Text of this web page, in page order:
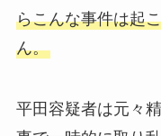
らこんな事件は起
ん。
平田容疑者は元々